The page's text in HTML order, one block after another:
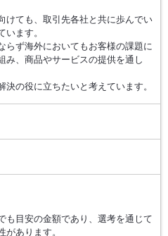
けても、取引先各社と共に歩んでい
います。
らず海外においてもお客様の課題に
み、商品やサービスの提供を通し
決の役に立ちたいと考えています。
も目安の金額であり、選考を通じて
があります。